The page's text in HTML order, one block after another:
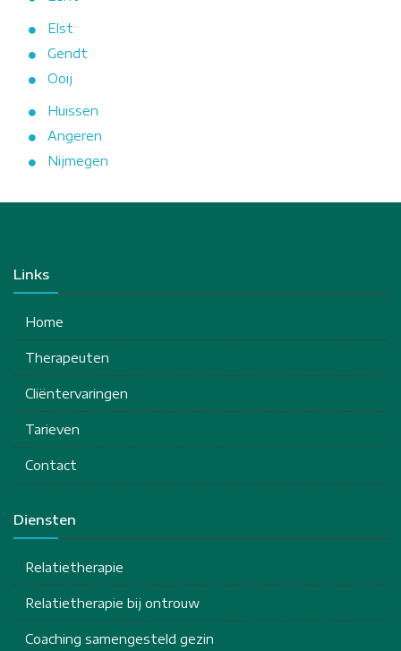
Elst
Gendt
Ooij
Huissen
Angeren
Nijmegen
Links
Home
Therapeuten
Cliëntervaringen
Tarieven
Contact
Diensten
Relatietherapie
Relatietherapie bij ontrouw
Coaching samengesteld gezin